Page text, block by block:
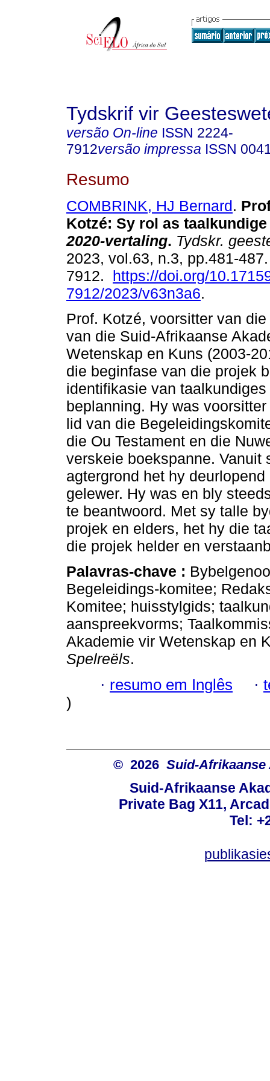
Tydskrif vir
versão On-line ISSN 2224-
7912versão impressa ISSN
Resumo
COMBRINK, HJ Bernard.
Kotzé: Sy rol as
2020-vertaling. Tydskr.
2023, vol.63, n.3, pp.481-
7912. https://doi.org/
7912/2023/v63n3a6.
Prof. Kotzé, voorsitter van
van die Suid-Afrikaanse
Wetenskap en Kuns (2003-
die beginfase van die projek
identifikasie van
beplanning. Hy was
lid van die
die Ou Testament en die
verskeie boekspanne. Vanuit
agtergrond het hy
gelewer. Hy was en bly
te beantwoord. Met sy talle
projek en elders, het hy die
die projek helder en
Palavras-chave :
Begeleidings-komitee;
Komitee; huisstylgids;
aanspreekvorms;
Akademie vir Wetenskap en
Spelreëls.
· resumo em Inglês ·
)
© 2026 Suid-Afrikaanse
Suid-Afrikaanse
Private Bag X11,
Tel: